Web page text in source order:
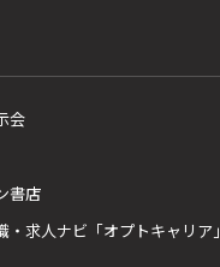
会
書店
・求人ナビ「オプトキャリア」